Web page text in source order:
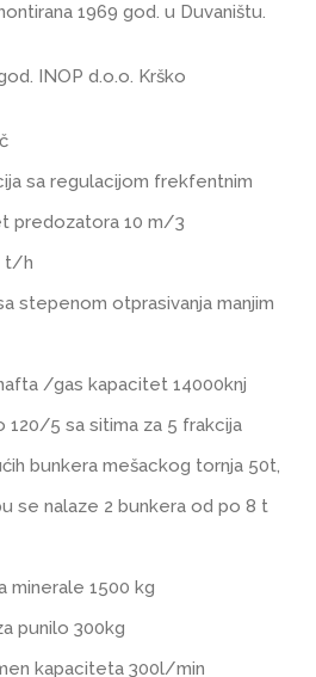
1969 god. u Duvaništu.
INOP d.o.o. Krško
sa regulacijom frekfentnim
predozatora 10 m/3
t/h
stepenom otprasivanja manjim
/gas kapacitet 14000knj
120/5 sa sitima za 5 frakcija
bunkera mešackog tornja 50t,
se nalaze 2 bunkera od po 8 t
minerale 1500 kg
punilo 300kg
kapaciteta 300l/min